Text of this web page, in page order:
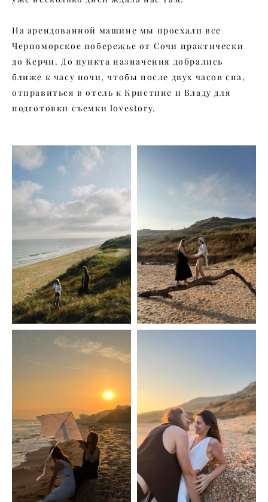
На арендованной машине мы проехали все
Черноморское побережье от Сочи практически
до Керчи. До пункта назначения добрались
ближе к часу ночи, чтобы после двух часов сна,
отправиться в отель к Кристине и Владу для
подготовки съемки lovestory.